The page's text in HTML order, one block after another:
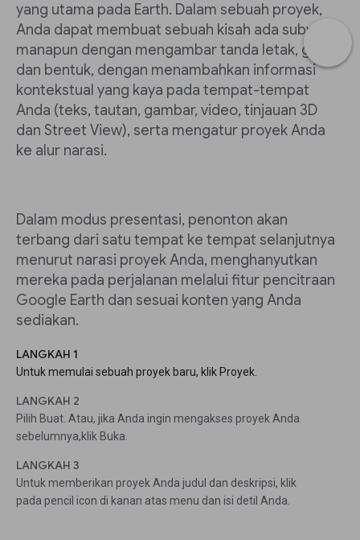
yang utama pada Earth. Dalam sebuah proyek,
Anda dapat membuat sebuah kisah ada subyek
manapun dengan mengambar tanda letak, garis
dan bentuk, dengan menambahkan informasi
kontekstual yang kaya pada tempat-tempat
Anda (teks, tautan, gambar, video, tinjauan 3D
dan Street View), serta mengatur proyek Anda
ke alur narasi.
Dalam modus presentasi, penonton akan
terbang dari satu tempat ke tempat selanjutnya
menurut narasi proyek Anda, menghanyutkan
mereka pada perjalanan melalui fitur pencitraan
Google Earth dan sesuai konten yang Anda
sediakan.
LANGKAH 1
Untuk memulai sebuah proyek baru, klik Proyek.
LANGKAH 2
Pilih Buat. Atau, jika Anda ingin mengakses proyek Anda
sebelumnya,klik Buka.
LANGKAH 3
Untuk memberikan proyek Anda judul dan deskripsi, klik
pada pencil icon di kanan atas menu dan isi detil Anda.